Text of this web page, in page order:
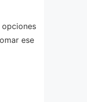
ese